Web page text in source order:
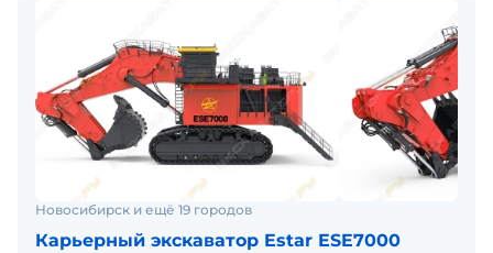
Новосибирск и ещё 19 городов
Карьерный экскаватор Estar ESE7000